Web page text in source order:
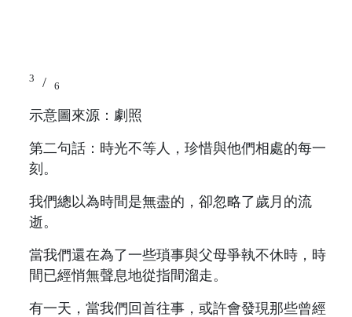
3 / 6
示意圖來源：劇照
第二句話：時光不等人，珍惜與他們相處的每一
刻。
我們總以為時間是無盡的，卻忽略了歲月的流
逝。
當我們還在為了一些瑣事與父母爭執不休時，時
間已經悄無聲息地從指間溜走。
有一天，當我們回首往事，或許會發現那些曾經